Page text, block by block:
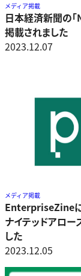
メディア掲載
日本経済新聞の
掲載されました
2023.12.07
メディア掲載
EnterpriseZineに
ナイテッドアロー
した
2023.12.05